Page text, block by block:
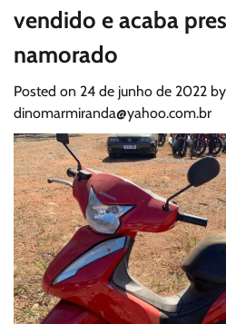
vendido e acaba
namorado
Posted on 24 de junho de 2022 by
dinomarmiranda@yahoo.com.br